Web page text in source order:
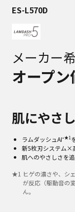
ES-L570D
メーカー
オープ
肌にやさ
ラムダッシュAI⁺★1
新5枚刃システム×
肌へのやさしさを
★1 ヒゲの濃さや、シ
が反応（駆動音の
ん。